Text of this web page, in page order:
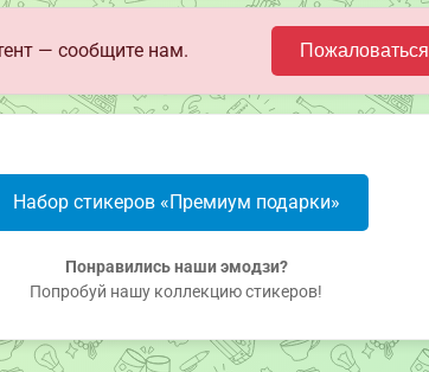
— сообщите нам. Пожаловаться
Набор стикеров «Премиум подарки»
Понравились наши эмодзи?
Попробуй нашу коллекцию стикеров!